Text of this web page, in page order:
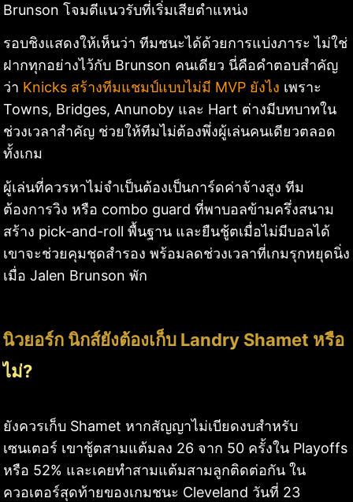
Brunson โจมตีแนวรับที่เริ่มเสียตำแหน่ง
รอบชิงแสดงให้เห็นว่า ทีมชนะได้ด้วยการแบ่งภาระ ไม่ใช่
ฝากทุกอย่างไว้กับ Brunson คนเดียว นี่คือคำตอบสำคัญ
ว่า Knicks สร้างทีมแชมป์แบบไม่มี MVP ยังไง เพราะ
Towns, Bridges, Anunoby และ Hart ต่างมีบทบาทใน
ช่วงเวลาสำคัญ ช่วยให้ทีมไม่ต้องพึ่งผู้เล่นคนเดียวตลอด
ทั้งเกม
ผู้เล่นที่ควรหาไม่จำเป็นต้องเป็นการ์ดค่าจ้างสูง ทีม
ต้องการวิง หรือ combo guard ที่พาบอลข้ามครึ่งสนาม
สร้าง pick-and-roll พื้นฐาน และยืนชู้ตเมื่อไม่มีบอลได้
เขาจะช่วยคุมชุดสำรอง พร้อมลดช่วงเวลาที่เกมรุกหยุดนิ่ง
เมื่อ Jalen Brunson พัก
นิวยอร์ก นิกส์ยังต้องเก็บ Landry Shamet หรือ
ไม่?
ยังควรเก็บ Shamet หากสัญญาไม่เบียดงบสำหรับ
เซนเตอร์ เขาชู้ตสามแต้มลง 26 จาก 50 ครั้งใน Playoffs
หรือ 52% และเคยทำสามแต้มสามลูกติดต่อกัน ใน
ควอเตอร์สุดท้ายของเกมชนะ Cleveland วันที่ 23